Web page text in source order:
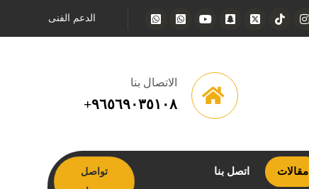
الدعم الفنى
الاتصال بنا
٩٦٥٦٩٠٣٥١٠٨+
مقالات اتصل بنا
تواصل